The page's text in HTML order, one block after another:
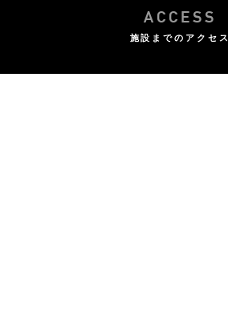
ACCESS
施設までのアクセス